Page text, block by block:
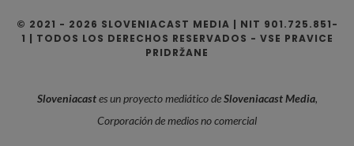
© 2021 - 2026 SLOVENIACAST MEDIA | NIT 901.725.851-
1 | TODOS LOS DERECHOS RESERVADOS - VSE PRAVICE
PRIDRŽANE
Sloveniacastes un proyecto mediático deSloveniacast Media,
Corporación de medios no comercial